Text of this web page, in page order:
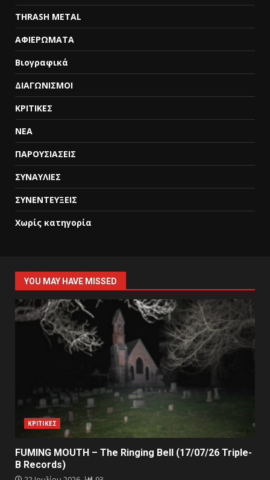
THRASH METAL
ΑΦΙΕΡΩΜΑΤΑ
Βιογραφικά
ΔΙΑΓΩΝΙΣΜΟΙ
ΚΡΙΤΙΚΕΣ
ΝΕΑ
ΠΑΡΟΥΣΙΑΣΕΙΣ
ΣΥΝΑΥΛΙΕΣ
ΣΥΝΕΝΤΕΥΞΕΙΣ
Χωρίς κατηγορία
YOU MAY HAVE MISSED
ΚΡΙΤΙΚΕΣ
FUMING MOUTH – The Ringing Bell (17/07/26 Triple-
B Records)